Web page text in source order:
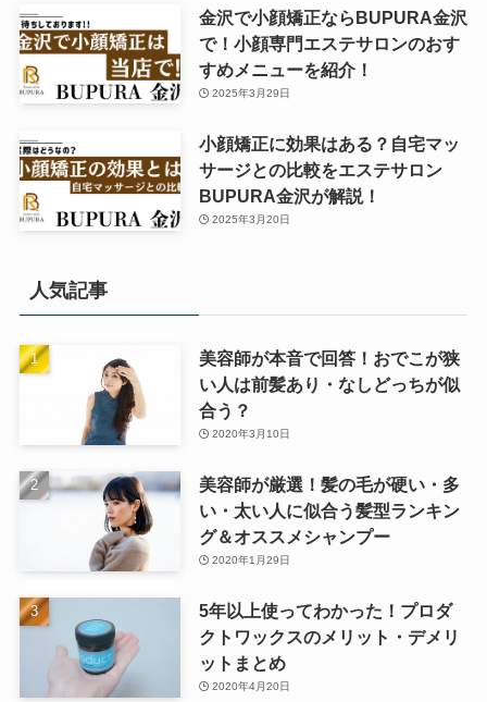
金沢で小顔矯正ならBUPURA金沢
で！小顔専門エステサロンのおす
すめメニューを紹介！
2025年3月29日
小顔矯正に効果はある？自宅マッ
サージとの比較をエステサロン
BUPURA金沢が解説！
2025年3月20日
人気記事
美容師が本音で回答！おでこが狭
い人は前髪あり・なしどっちが似
合う？
2020年3月10日
美容師が厳選！髪の毛が硬い・多
い・太い人に似合う髪型ランキン
グ＆オススメシャンプー
2020年1月29日
5年以上使ってわかった！プロダ
クトワックスのメリット・デメリ
ットまとめ
2020年4月20日